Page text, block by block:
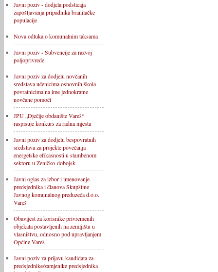
Javni poziv - dodjela podsticaja
zapošljavanja pripadnika branilačke
populacije
Nova odluka o komunalnim taksama
Javni poziv - Subvencije za razvoj
poljoprivrede
Javni poziv za dodjelu novčanih
sredstava učenicima osnovnih škola
povratnicima na ime jednokratne
novčane pomoći
JPU „Dječije obdanište Vareš“
raspisuje konkurs za radna mjesta
Javni poziv za dodjelu bespovratnih
sredstava za projekte povećanja
energetske efikasnosti u stambenom
sektoru u Zeničko-dobojsk
Javni oglas za izbor i imenovanje
predsjednika i članova Skupštine
Javnog komunalnog preduzeća d.o.o.
Vareš
Obavijest za korisnike privremenih
objekata postavljenih na zemljištu u
vlasništvu, odnosno pod upravljanjem
Općine Vareš
Javni poziv za prijavu kandidata za
predsjednike/zamjenike predsjednika